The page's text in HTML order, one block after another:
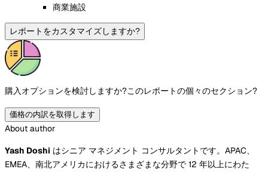
商業施設
レポートをカスタマイズしますか?
購入オプションを検討しますか?このレポートの個々のセクション?
価格の内訳を取得します
About author
Yash Doshi はシニア マネジメント コンサルタントです。APAC、
EMEA、南北アメリカにおけるさまざまな分野で 12 年以上にわた